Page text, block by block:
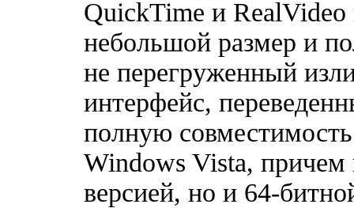
QuickTime и
небольшой размер и
не перегруженный
интерфейс,
полную
Windows Vista, причем
версией, но и 64-